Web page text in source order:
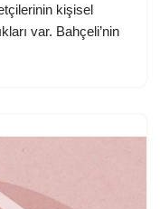
kişisel
var. Bahçeli’nin